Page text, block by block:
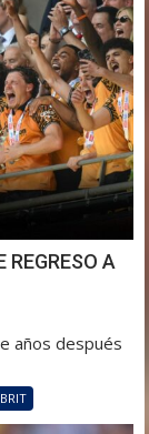
REGRESO A
años después